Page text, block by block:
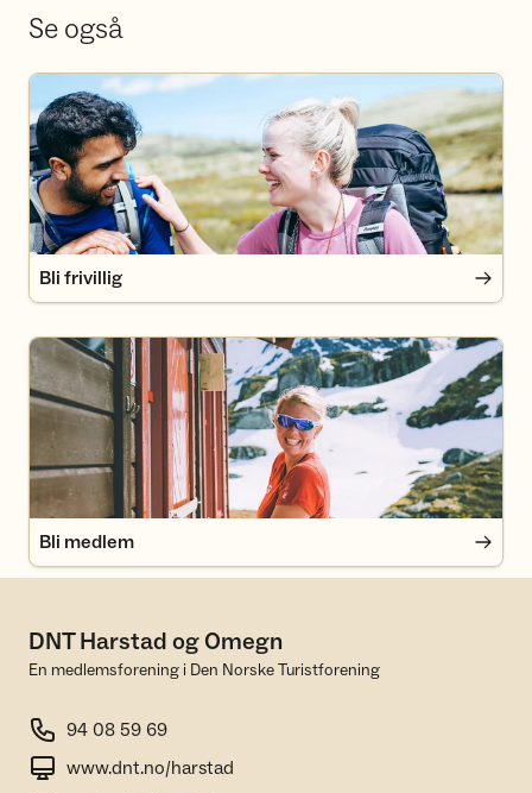
Se også
Bli frivillig
Bli frivillig
Bli medlem
Bli medlem
DNT Harstad og Omegn
En medlemsforening i Den Norske Turistforening
94 08 59 69
www.dnt.no/harstad